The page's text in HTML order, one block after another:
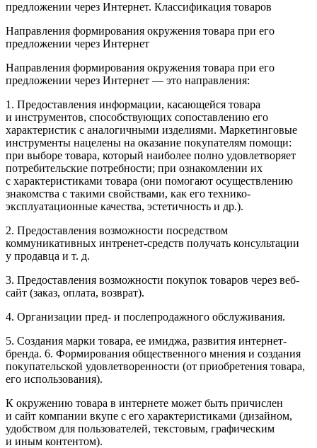
предложении через Интернет. Классификация товаров
Направления формирования окружения товара при его
предложении через Интернет
Направления формирования окружения товара при его
предложении через Интернет — это направления:
1. Предоставления информации, касающейся товара
и инструментов, способствующих сопоставлению его
характеристик с аналогичными изделиями. Маркетинговые
инструменты нацелены на оказание покупателям помощи:
при выборе товара, который наиболее полно удовлетворяет
потребительские потребности; при ознакомлении их
с характеристиками товара (они помогают осуществлению
знакомства с такими свойствами, как его технико-
эксплуатационные качества, эстетичность и др.).
2. Предоставления возможности посредством
коммуникативных интренет-средств получать консультации
у продавца и т. д.
3. Предоставления возможности покупок товаров через веб-
сайт (заказ, оплата, возврат).
4. Организации пред- и послепродажного обслуживания.
5. Создания марки товара, ее имиджа, развития интернет-
бренда. 6. Формирования общественного мнения и создания
покупательской удовлетворенности (от приобретения товара,
его использования).
К окружению товара в интернете может быть причислен
и сайт компании вкупе с его характеристиками (дизайном,
удобством для пользователей, текстовым, графическим
и иным контентом).